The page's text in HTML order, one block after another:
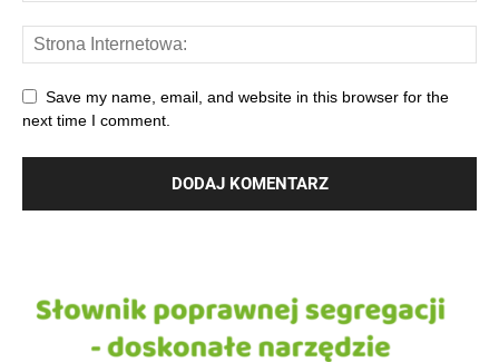
Save my name, email, and website in this browser for the
next time I comment.